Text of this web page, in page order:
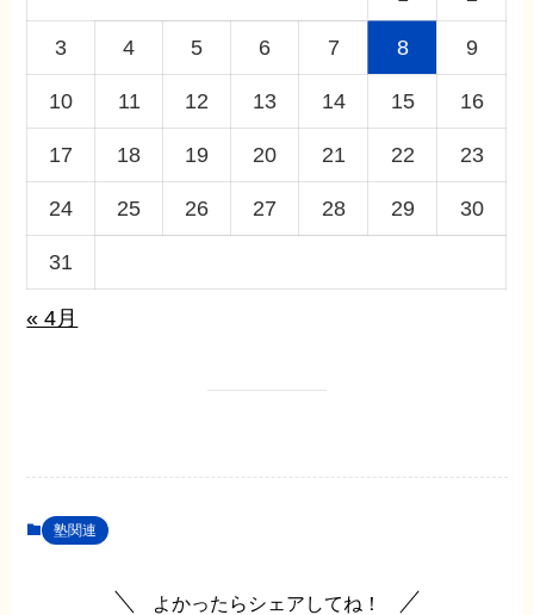
3 4 5 6 7 8 9
10 11 12 13 14 15 16
17 18 19 20 21 22 23
24 25 26 27 28 29 30
31
« 4月
塾関連
よかったらシェアしてね！